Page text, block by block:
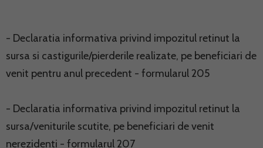
- Declaratia informativa privind impozitul retinut la
sursa si castigurile/pierderile realizate, pe beneficiari de
venit pentru anul precedent - formularul 205
- Declaratia informativa privind impozitul retinut la
sursa/veniturile scutite, pe beneficiari de venit
nerezidenti - formularul 207